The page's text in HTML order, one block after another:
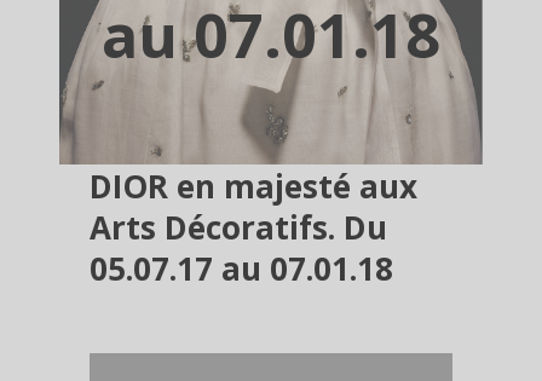
au 07.01.18
DIOR en majesté aux
Arts Décoratifs. Du
05.07.17 au 07.01.18